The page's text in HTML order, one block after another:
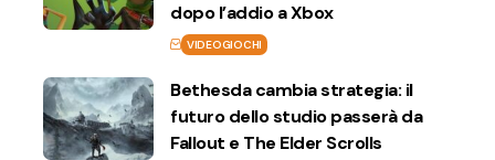
dopo l’addio a Xbox
VIDEOGIOCHI
Bethesda cambia strategia: il
futuro dello studio passerà da
Fallout e The Elder Scrolls